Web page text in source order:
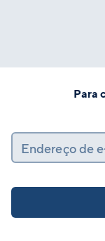
Para
Endereço de